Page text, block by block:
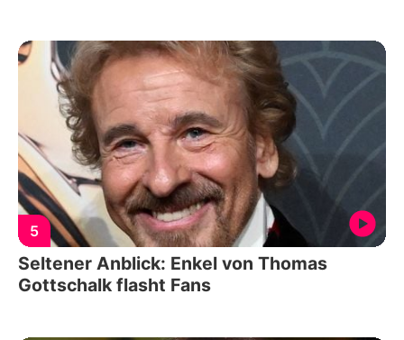
5
Seltener Anblick: Enkel von Thomas
Gottschalk flasht Fans